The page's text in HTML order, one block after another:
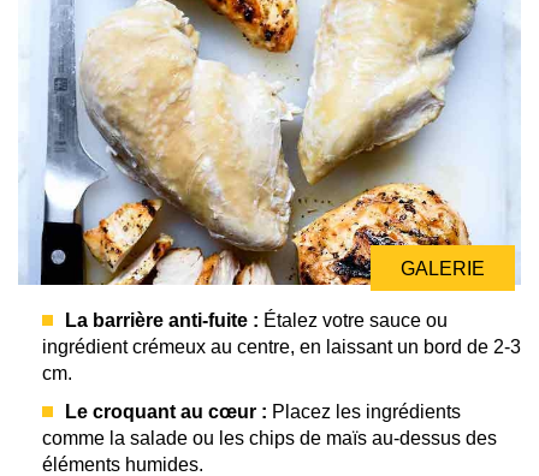
GALERIE
La barrière anti-fuite : Étalez votre sauce ou
ingrédient crémeux au centre, en laissant un bord de 2-3
cm.
Le croquant au cœur : Placez les ingrédients
comme la salade ou les chips de maïs au-dessus des
éléments humides.